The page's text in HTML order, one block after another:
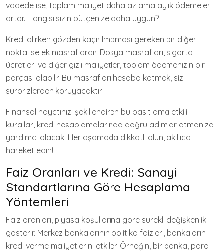
vadede ise, toplam maliyet daha az ama aylık ödemeler
artar. Hangisi sizin bütçenize daha uygun?
Kredi alırken gözden kaçırılmaması gereken bir diğer
nokta ise ek masraflardır. Dosya masrafları, sigorta
ücretleri ve diğer gizli maliyetler, toplam ödemenizin bir
parçası olabilir. Bu masrafları hesaba katmak, sizi
sürprizlerden koruyacaktır.
Finansal hayatınızı şekillendiren bu basit ama etkili
kurallar, kredi hesaplamalarında doğru adımlar atmanıza
yardımcı olacak. Her aşamada dikkatli olun, akıllıca
hareket edin!
Faiz Oranları ve Kredi: Sanayi
Standartlarına Göre Hesaplama
Yöntemleri
Faiz oranları, piyasa koşullarına göre sürekli değişkenlik
gösterir. Merkez bankalarının politika faizleri, bankaların
kredi verme maliyetlerini etkiler. Örneğin, bir banka, para